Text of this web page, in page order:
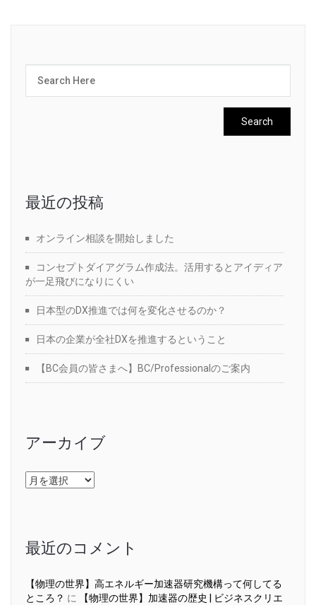
最近の投稿
オンライン相談を開始しました
コンセプトダイアグラム作成法。活用するとアイディア
が一足飛びになりにくい
日本型のDX推進では何を変化させるのか？
日本の企業が全社DXを推進するということ
【BC会員の皆さまへ】BC/Professionalのご案内
アーカイブ
ア
ー
最近のコメント
【物理の世界】高エネルギー加速器研究機構って何してる
ところ？ に
【物理の世界】加速器の歴史 | ビジネスクリエ